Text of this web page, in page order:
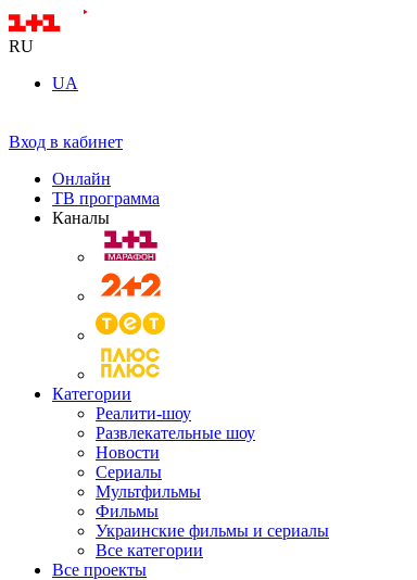
RU
UA
Вход в кабинет
Онлайн
ТВ программа
Каналы
Категории
Реалити-шоу
Развлекательные шоу
Новости
Сериалы
Мультфильмы
Фильмы
Украинские фильмы и сериалы
Все категории
Все проекты